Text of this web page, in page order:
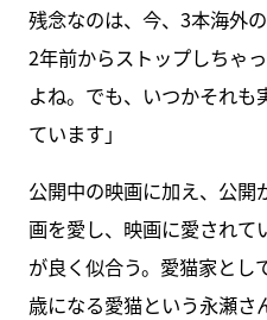
残念なのは、今、3本海外
2年前からストップしちゃ
よね。でも、いつかそれも
ています」
公開中の映画に加え、公開
画を愛し、映画に愛されて
が良く似合う。愛猫家とし
歳になる愛猫という永瀬さ